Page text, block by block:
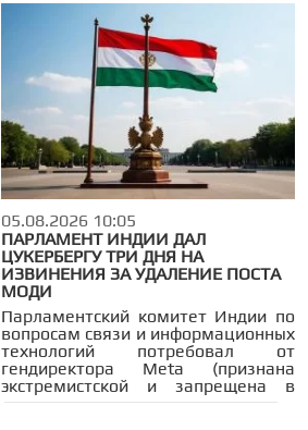
Петербурга, на территории АЭС
Олкилуото. Радиоактивные отходы
будут захоронены на глубине 430
метров в гранитной скале на срок
не менее 100 тысяч лет. Однако у
экспертов есть серьёзные
сомнения в безопасности проекта:
медные контейнеры, могут
проржаветь за такой огромный
срок, а геологические риски и
соседство с АЭС вызывают тревогу
у жителей Ленобласти.
05.08.2026 10:05
ПАРЛАМЕНТ ИНДИИ ДАЛ
ЦУКЕРБЕРГУ ТРИ ДНЯ НА
ИЗВИНЕНИЯ ЗА УДАЛЕНИЕ ПОСТА
МОДИ
Парламентский комитет Индии по
вопросам связи и информационных
технологий потребовал от
гендиректора Meta (признана
экстремистской и запрещена в
России) Марка Цукерберга